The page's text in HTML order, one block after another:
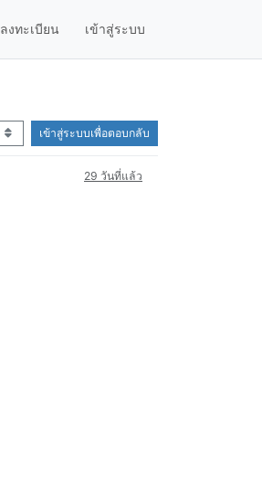
ลงทะเบียน เข้าสู่ระบบ
เข้าสู่ระบบเพื่อตอบกลับ
29 วันที่แล้ว